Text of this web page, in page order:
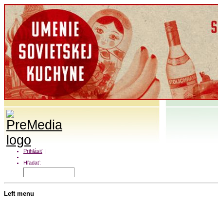
Prihlásiť|
Hľadať:
Left menu